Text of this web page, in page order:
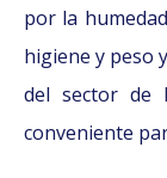
por la
higiene y peso
del sector de
conveniente